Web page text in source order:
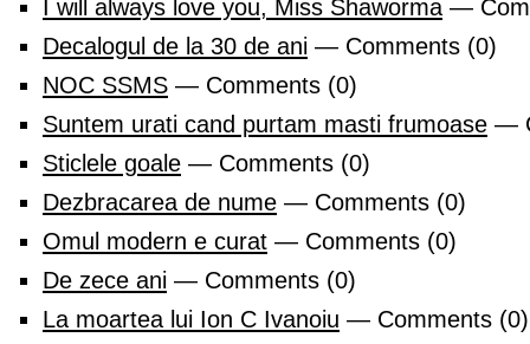
I will always love you, Miss Shaworma —
Decalogul de la 30 de ani — Comments (0)
NOC SSMS — Comments (0)
Suntem urati cand purtam masti frumoase —
Sticlele goale — Comments (0)
Dezbracarea de nume — Comments (0)
Omul modern e curat — Comments (0)
De zece ani — Comments (0)
La moartea lui Ion C Ivanoiu — Comments (0)